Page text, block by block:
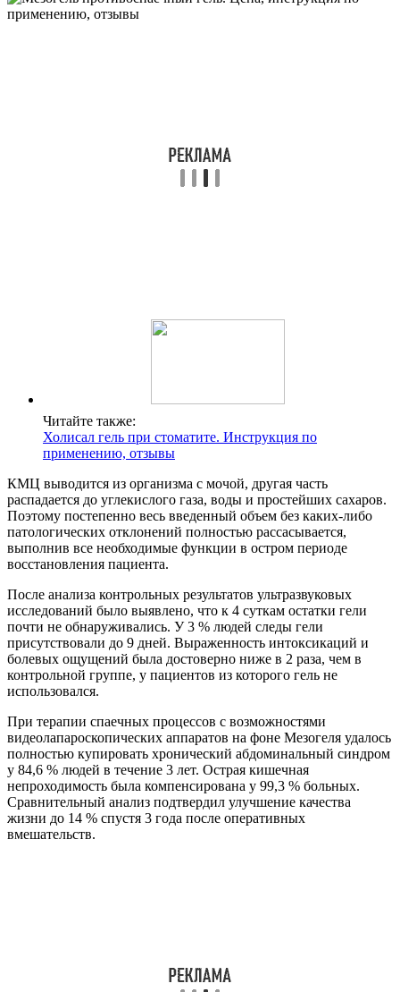
Читайте также:
Холисал гель при стоматите. Инструкция по
применению, отзывы
КМЦ выводится из организма с мочой, другая часть
распадается до углекислого газа, воды и простейших сахаров.
Поэтому постепенно весь введенный объем без каких-либо
патологических отклонений полностью рассасывается,
выполнив все необходимые функции в остром периоде
восстановления пациента.
После анализа контрольных результатов ультразвуковых
исследований было выявлено, что к 4 суткам остатки гели
почти не обнаруживались. У 3 % людей следы гели
присутствовали до 9 дней. Выраженность интоксикаций и
болевых ощущений была достоверно ниже в 2 раза, чем в
контрольной группе, у пациентов из которого гель не
использовался.
При терапии спаечных процессов с возможностями
видеолапароскопических аппаратов на фоне Мезогеля удалось
полностью купировать хронический абдоминальный синдром
у 84,6 % людей в течение 3 лет. Острая кишечная
непроходимость была компенсирована у 99,3 % больных.
Сравнительный анализ подтвердил улучшение качества
жизни до 14 % спустя 3 года после оперативных
вмешательств.